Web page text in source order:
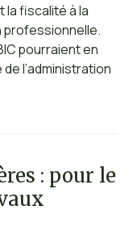
la fiscalité à la
professionnelle.
pourraient en
l’administration
: pour le